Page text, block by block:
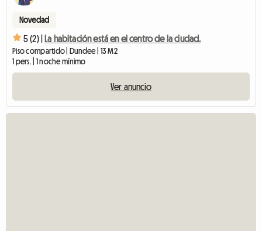
Novedad
5 (2) | La habitación está en el centro de la ciudad.
Piso compartido | Dundee | 13 M2
1 pers. | 1 noche mínimo
Ver anuncio